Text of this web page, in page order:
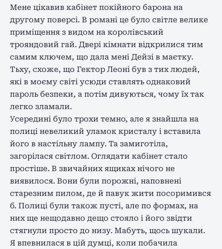
Мене цікавив кабінет покійного барона на
другому поверсі. В романі це було світле велике
приміщення з видом на королівський
трояндовий гай. Двері кімнати відкрилися тим
самим ключем, що дала мені Дейзі в маєтку.
Тьху, схоже, що Гектор Леоні був з тих людей,
які в моєму світі усюди ставлять однаковий
пароль безпеки, а потім дивуються, чому їх так
легко зламали.
Усередині було трохи темно, але я знайшла на
полиці невеликий уламок кристалу і вставила
його в настільну лампу. Та замиготіла,
загорілася світлом. Оглядати кабінет стало
простіше. В звичайних ящиках нічого не
виявилося. Вони були порожні, наповнені
старезним пилом, де й павук жити посоримився
б. Полиці були також пусті, але по формах, на
них ще нещодавно дещо стояло і його звідти
стягнули просто до низу. Мабуть, щось шукали.
Я впевнилася в цій думці, коли побачила